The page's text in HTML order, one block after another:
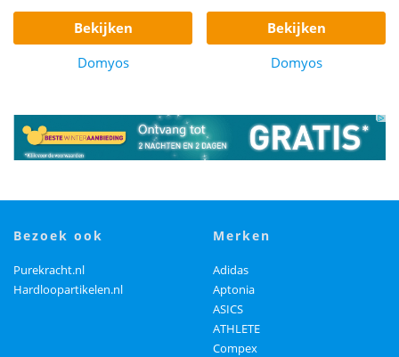
bekijken
Domyos
bekijken
Domyos
bezoek ook
Purekracht.nl
Hardloopartikelen.nl
merken
Adidas
Aptonia
ASICS
ATHLETE
Compex